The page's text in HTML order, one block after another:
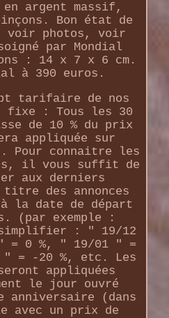
en argent massif,
Bon état de
voir photos, voir
par Mondial
: 14 x 7 x 6 cm.
à 390 euros.
tarifaire de nos
fixe : Tous les 30
de 10 % du prix
appliquée sur
Pour connaitre les
il vous suffit de
aux derniers
des annonces
à la date de départ
(par exemple :
: " 19/12
= 0 %, " 19/01 " =
" = -20 %, etc. Les
appliquées
le jour ouvré
anniversaire (dans
avec un prix de